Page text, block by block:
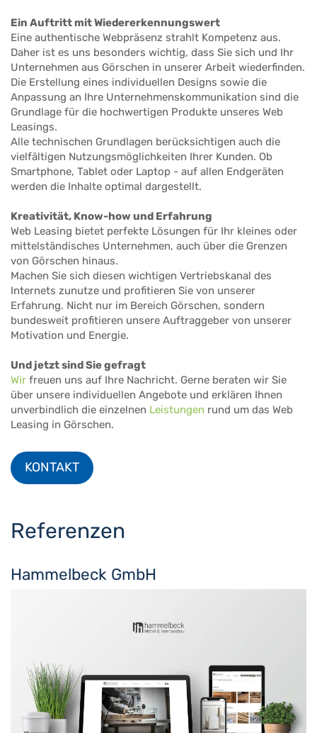
Ein Auftritt mit Wiedererkennungswert
Eine authentische Webpräsenz strahlt Kompetenz aus.
Daher ist es uns besonders wichtig, dass Sie sich und Ihr
Unternehmen aus Görschen in unserer Arbeit wiederfinden.
Die Erstellung eines individuellen Designs sowie die
Anpassung an Ihre Unternehmenskommunikation sind die
Grundlage für die hochwertigen Produkte unseres Web
Leasings.
Alle technischen Grundlagen berücksichtigen auch die
vielfältigen Nutzungsmöglichkeiten Ihrer Kunden. Ob
Smartphone, Tablet oder Laptop - auf allen Endgeräten
werden die Inhalte optimal dargestellt.
Kreativität, Know-how und Erfahrung
Web Leasing bietet perfekte Lösungen für Ihr kleines oder
mittelständisches Unternehmen, auch über die Grenzen
von Görschen hinaus.
Machen Sie sich diesen wichtigen Vertriebskanal des
Internets zunutze und profitieren Sie von unserer
Erfahrung. Nicht nur im Bereich Görschen, sondern
bundesweit profitieren unsere Auftraggeber von unserer
Motivation und Energie.
Und jetzt sind Sie gefragt
Wir freuen uns auf Ihre Nachricht. Gerne beraten wir Sie
über unsere individuellen Angebote und erklären Ihnen
unverbindlich die einzelnen Leistungen rund um das Web
Leasing in Görschen.
KONTAKT
Referenzen
Hammelbeck GmbH